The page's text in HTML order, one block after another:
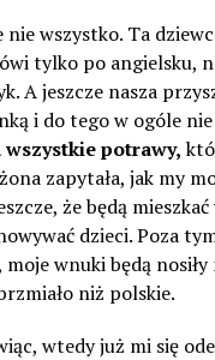
nie wszystko. Ta
tylko po angielsku,
A jeszcze nasza
i do tego w ogóle
wszystkie potrawy,
zapytała, jak my
że będą
dzieci. Poza
moje wnuki będą
niż polskie.
wtedy już mi się